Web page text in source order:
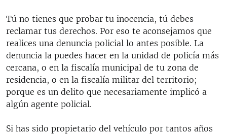
Tú no tienes que probar tu inocencia, tú debes
reclamar tus derechos. Por eso te aconsejamos que
realices una denuncia policial lo antes posible. La
denuncia la puedes hacer en la unidad de policía más
cercana, o en la fiscalía municipal de tu zona de
residencia, o en la fiscalía militar del territorio;
porque es un delito que necesariamente implicó a
algún agente policial.
Si has sido propietario del vehículo por tantos años